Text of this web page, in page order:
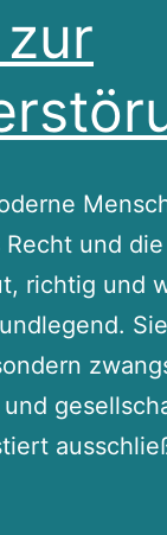
und
richtig und